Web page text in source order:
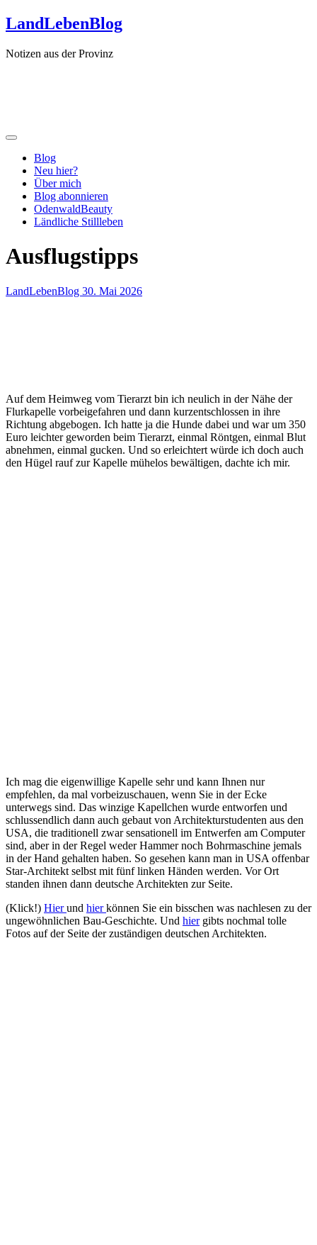
Zum
Inhalt
LandLebenBlog
Notizen aus der Provinz
Blog
Neu hier?
Über mich
Blog abonnieren
OdenwaldBeauty
Ländliche Stillleben
Ausflugstipps
LandLebenBlog 30. Mai 2026
Auf dem Heimweg vom Tierarzt bin ich neulich in der Nähe der
Flurkapelle vorbeigefahren und dann kurzentschlossen in ihre
Richtung abgebogen. Ich hatte ja die Hunde dabei und war um 350
Euro leichter geworden beim Tierarzt, einmal Röntgen, einmal Blut
abnehmen, einmal gucken. Und so erleichtert würde ich doch auch
den Hügel rauf zur Kapelle mühelos bewältigen, dachte ich mir.
Ich mag die eigenwillige Kapelle sehr und kann Ihnen nur
empfehlen, da mal vorbeizuschauen, wenn Sie in der Ecke
unterwegs sind. Das winzige Kapellchen wurde entworfen und
schlussendlich dann auch gebaut von Architekturstudenten aus den
USA, die traditionell zwar sensationell im Entwerfen am Computer
sind, aber in der Regel weder Hammer noch Bohrmaschine jemals
in der Hand gehalten haben. So gesehen kann man in USA offenbar
Star-Architekt selbst mit fünf linken Händen werden. Vor Ort
standen ihnen dann deutsche Architekten zur Seite.
(Klick!) Hierund hierkönnen Sie ein bisschen was nachlesen zu der
ungewöhnlichen Bau-Geschichte. Und hiergibts nochmal tolle
Fotos auf der Seite der zuständigen deutschen Architekten.